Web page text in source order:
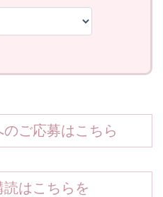
ご応募はこちら
はこちらを